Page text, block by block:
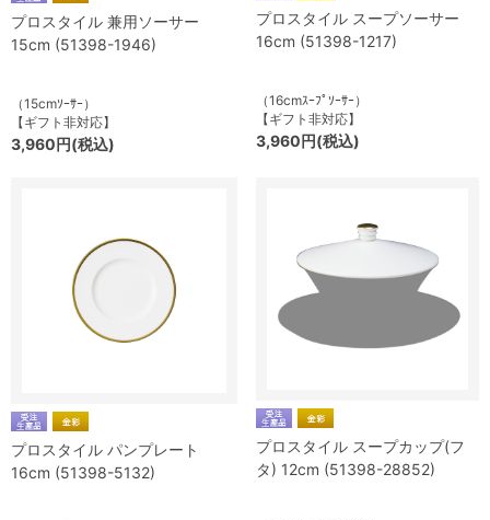
プロスタイル 兼用ソーサー
15cm (51398-1946)
（15cmｿｰｻｰ）
【ギフト非対応】
3,960円(税込)
プロスタイル スープソーサー
16cm (51398-1217)
（16cmｽｰﾌﾟｿｰｻｰ）
【ギフト非対応】
3,960円(税込)
プロスタイル パンプレート
16cm (51398-5132)
プロスタイル スープカップ(フ
タ) 12cm (51398-28852)